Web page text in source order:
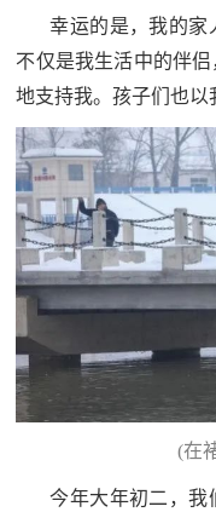
幸运的是，我的家
不仅是我生活中的伴
地支持我。孩子们也以
(在
今年大年初二，我